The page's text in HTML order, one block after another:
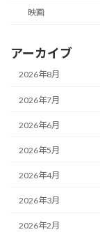
映画
アーカイブ
2026年8月
2026年7月
2026年6月
2026年5月
2026年4月
2026年3月
2026年2月